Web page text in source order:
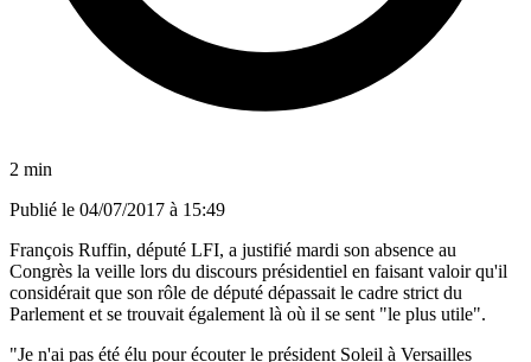
2 min
Publié le 04/07/2017 à 15:49
François Ruffin, député LFI, a justifié mardi son absence au
Congrès la veille lors du discours présidentiel en faisant valoir qu'il
considérait que son rôle de député dépassait le cadre strict du
Parlement et se trouvait également là où il se sent "le plus utile".
"Je n'ai pas été élu pour écouter le président Soleil à Versailles